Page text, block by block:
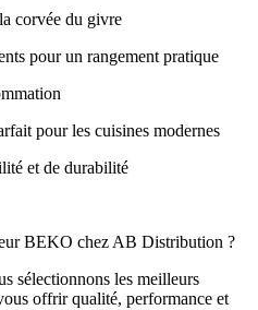
corvée du givre
pour un rangement pratique
pour les cuisines modernes
et de durabilité
BEKO chez AB Distribution ?
sélectionnons les meilleurs
offrir qualité, performance et